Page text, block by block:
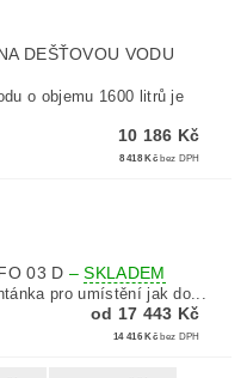
DEŠŤOVOU VODU
o objemu 1600 litrů je
10 186 Kč
8 418 Kč bez DPH
03 D –SKLADEM
pro umístění jak do...
od 17 443 Kč
14 416 Kč bez DPH